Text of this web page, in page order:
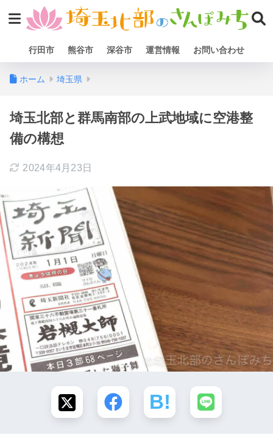
行田市 熊谷市 深谷市 運営情報 お問い合わせ
ホーム 埼玉県
埼玉北部と群馬南部の上武地域に空港整
備の構想
2024年4月23日